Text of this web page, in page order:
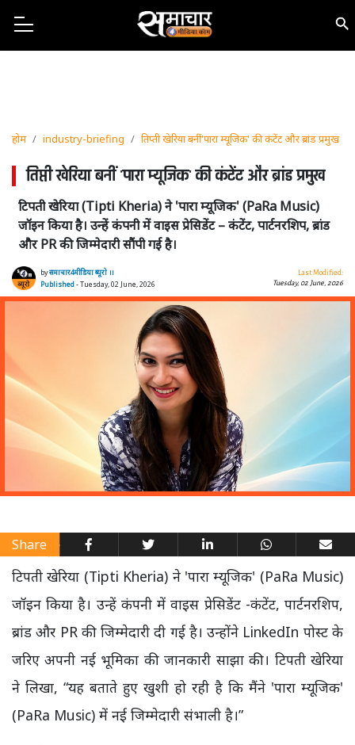
होम industry-briefing तिप्ती खेरिया बनीं 'पारा म्यूजिक' की कंटेंट और ब्रांड प्रमुख
तिप्ती खेरिया बनीं 'पारा म्यूजिक' की कंटेंट और ब्रांड प्रमुख
टिपती खेरिया (Tipti Kheria) ने 'पारा म्यूजिक' (PaRa Music)
जॉइन किया है। उन्हें कंपनी में वाइस प्रेसिडेंट – कंटेंट, पार्टनरशिप, ब्रांड
और PR की जिम्मेदारी सौंपी गई है।
byसमाचार4मीडिया ब्यूरो ।।
Published- Tuesday, 02 June, 2026
Last Modified:
Tuesday, 02 June, 2026
Share
टिपती खेरिया (Tipti Kheria) ने 'पारा म्यूजिक' (PaRa Music)
जॉइन किया है। उन्हें कंपनी में वाइस प्रेसिडेंट -कंटेंट, पार्टनरशिप,
ब्रांड और PR की जिम्मेदारी दी गई है। उन्होंने LinkedIn पोस्ट के
जरिए अपनी नई भूमिका की जानकारी साझा की। टिपती खेरिया
ने लिखा, “यह बताते हुए खुशी हो रही है कि मैंने 'पारा म्यूजिक'
(PaRa Music) में नई जिम्मेदारी संभाली है।”